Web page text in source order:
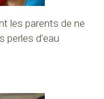
les parents de ne
d’eau